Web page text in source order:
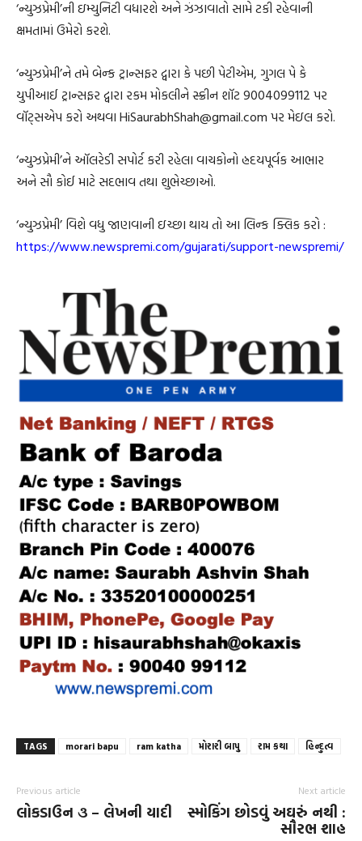
‘ન્યુઝપ્રેમી’ની ઇમ્યુનિટી વધારશે અને ઝંઝાવાતો સામે ટકી રહેવાની
ક્ષમતામાં ઉમેરો કરશે.
‘ન્યુઝપ્રેમી’ને તમે બેન્ક ટ્રાન્સફર દ્વારા કે પછી પેટીએમ, ગુગલ પે કે
યુપીઆઈ ટ્રાન્સફર દ્વારા રકમ મોકલીને સ્ક્રીન શૉટ 9004099112 પર
વૉટ્સએપ કરો અથવા HiSaurabhShah@gmail.com પર મેઇલ કરો.
‘ન્યુઝપ્રેમી’ને ઑલરેડી સપોર્ટ કરી રહેલા વાચકોનો હ્રદયપૂર્વક આભાર
અને સૌ કોઈ માટે સદભાવ તથા શુભેચ્છાઓ.
‘ન્યુઝપ્રેમી’ વિશે વધુ જાણવાની ઇચ્છા થાય તો આ લિન્ક ક્લિક કરો :
https://www.newspremi.com/gujarati/support-newspremi/
TAGS morari bapu ram katha મોરારી બાપુ રામ કથા હિન્દુત્વ
Previous article
લોકડાઉન ૩ – લેખની યાદી
Next article
સ્મોકિંગ છોડવું અઘરું નથી :
સૌરભ શાહ